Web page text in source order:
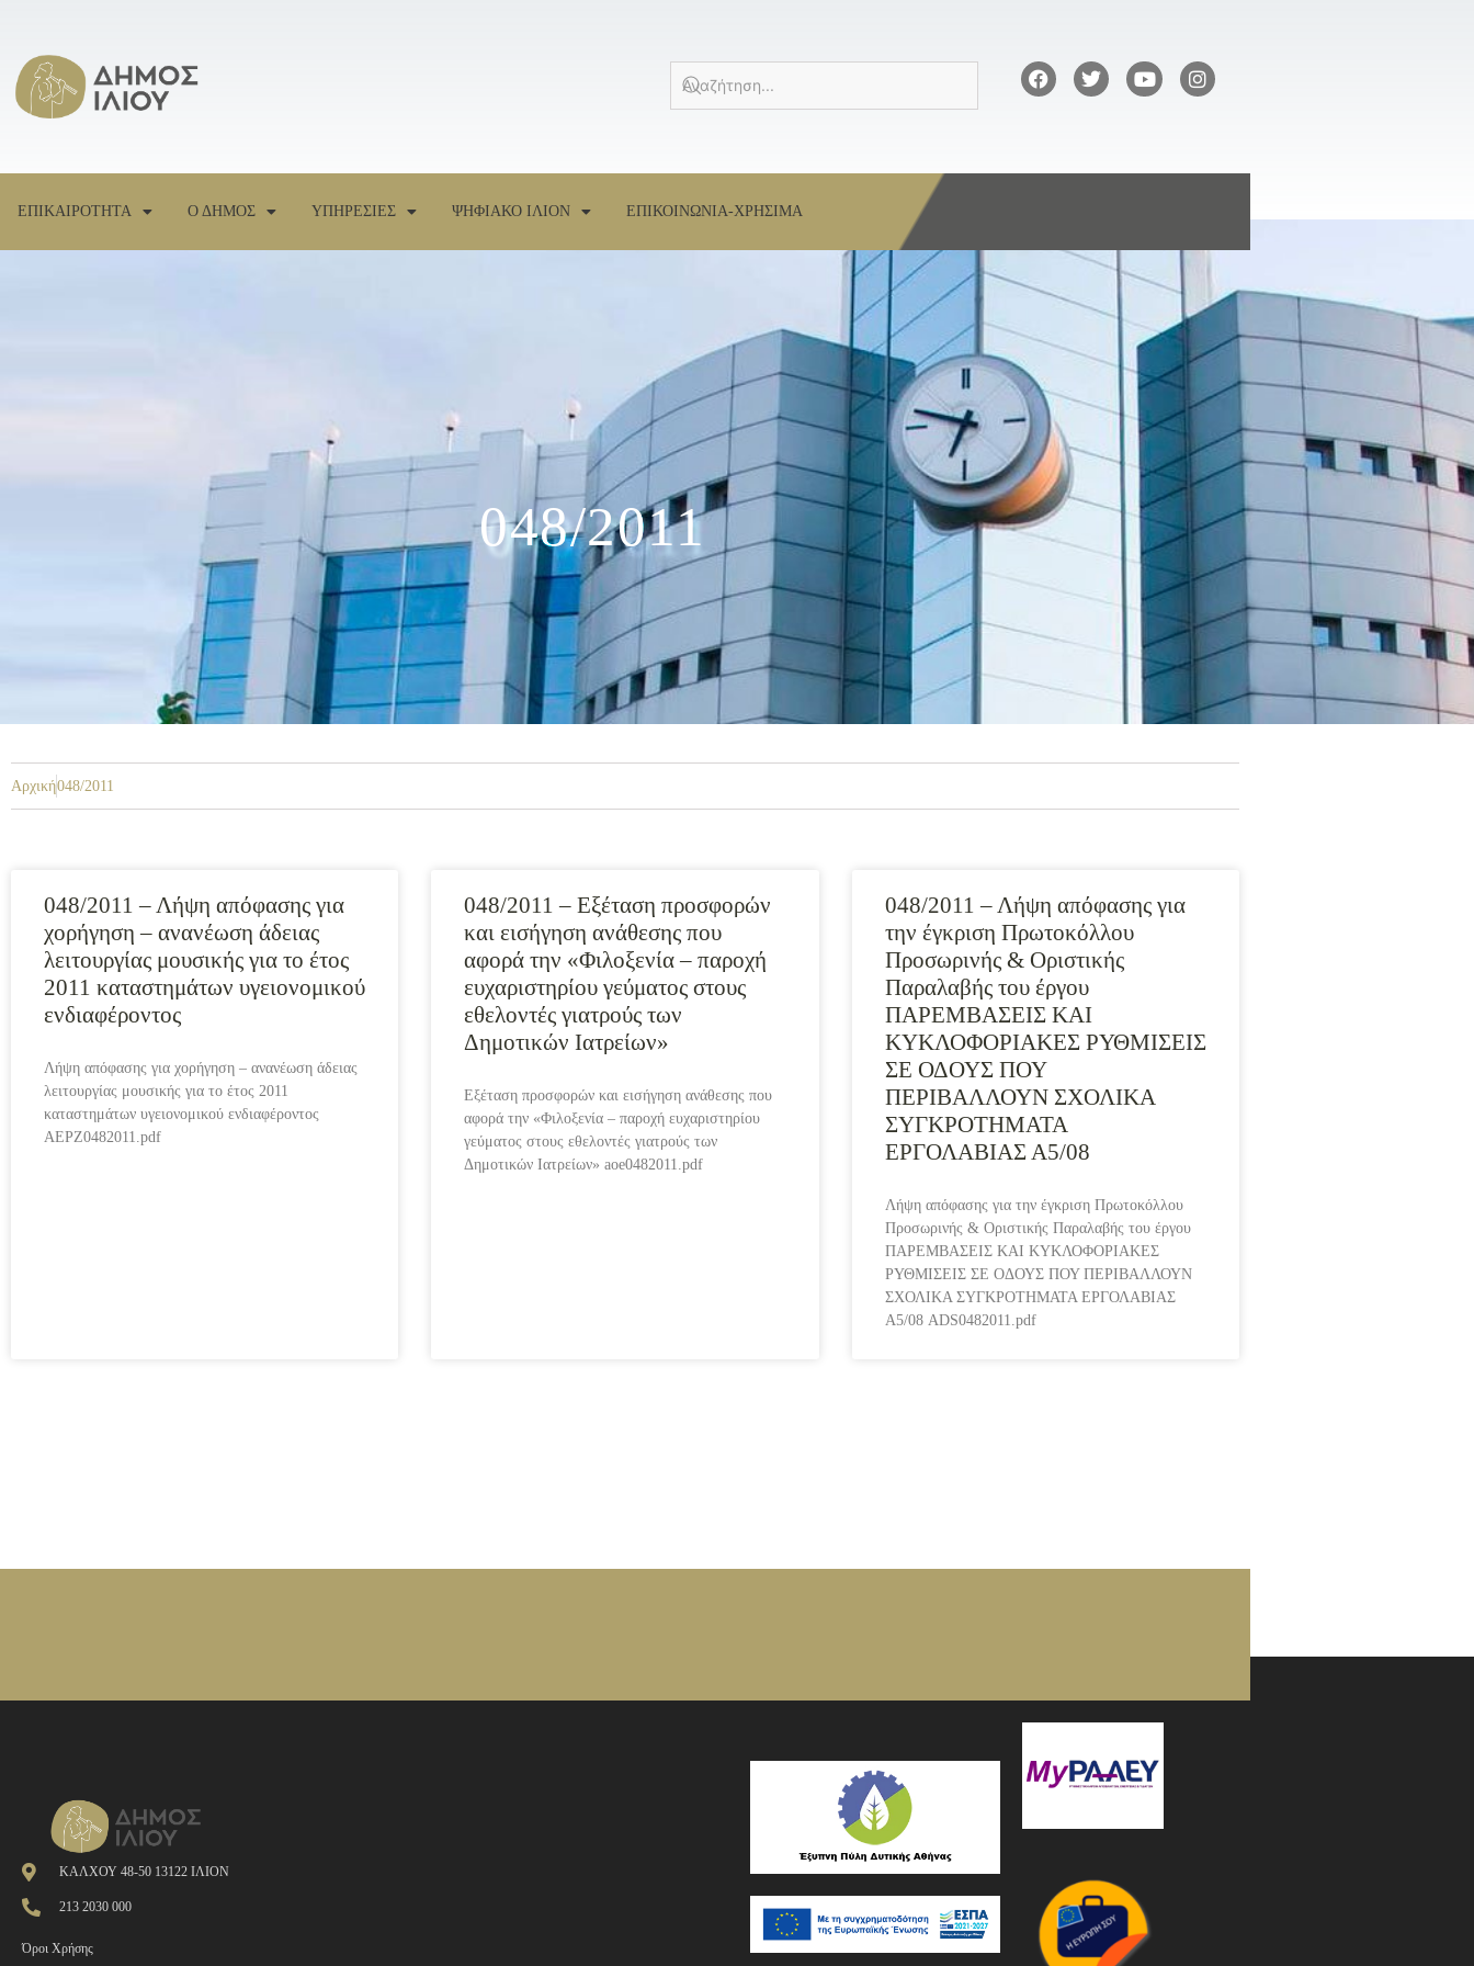
ΕΠΙΚΑΙΡΟΤΗΤΑ Ο ΔΗΜΟΣ ΥΠΗΡΕΣΙΕΣ ΨΗΦΙΑΚΟ ΙΛΙΟΝ ΕΠΙΚΟΙΝΩΝΙΑ-ΧΡΗΣΙΜΑ
048/2011
Αρχική048/2011
048/2011 – Λήψη απόφασης για
χορήγηση – ανανέωση άδειας
λειτουργίας μουσικής για το έτος
2011 καταστημάτων υγειονομικού
ενδιαφέροντος
Λήψη απόφασης για χορήγηση – ανανέωση άδειας
λειτουργίας μουσικής για το έτος 2011
καταστημάτων υγειονομικού ενδιαφέροντος
AEPZ0482011.pdf
048/2011 – Εξέταση προσφορών
και εισήγηση ανάθεσης που
αφορά την «Φιλοξενία – παροχή
ευχαριστηρίου γεύματος στους
εθελοντές γιατρούς των
Δημοτικών Ιατρείων»
Εξέταση προσφορών και εισήγηση ανάθεσης που
αφορά την «Φιλοξενία – παροχή ευχαριστηρίου
γεύματος στους εθελοντές γιατρούς των
Δημοτικών Ιατρείων» aoe0482011.pdf
048/2011 – Λήψη απόφασης για
την έγκριση Πρωτοκόλλου
Προσωρινής & Οριστικής
Παραλαβής του έργου
ΠΑΡΕΜΒΑΣΕΙΣ ΚΑΙ
ΚΥΚΛΟΦΟΡΙΑΚΕΣ ΡΥΘΜΙΣΕΙΣ
ΣΕ ΟΔΟΥΣ ΠΟΥ
ΠΕΡΙΒΑΛΛΟΥΝ ΣΧΟΛΙΚΑ
ΣΥΓΚΡΟΤΗΜΑΤΑ
ΕΡΓΟΛΑΒΙΑΣ Α5/08
Λήψη απόφασης για την έγκριση Πρωτοκόλλου
Προσωρινής & Οριστικής Παραλαβής του έργου
ΠΑΡΕΜΒΑΣΕΙΣ ΚΑΙ ΚΥΚΛΟΦΟΡΙΑΚΕΣ
ΡΥΘΜΙΣΕΙΣ ΣΕ ΟΔΟΥΣ ΠΟΥ ΠΕΡΙΒΑΛΛΟΥΝ
ΣΧΟΛΙΚΑ ΣΥΓΚΡΟΤΗΜΑΤΑ ΕΡΓΟΛΑΒΙΑΣ
Α5/08 ADS0482011.pdf
ΚΑΛΧΟΥ 48-50 13122 ΙΛΙΟΝ
213 2030 000
Όροι Χρήσης